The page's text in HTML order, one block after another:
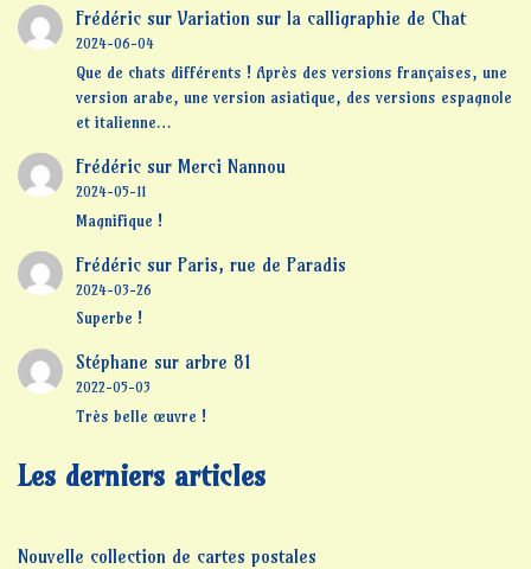
Frédéricsur Variation sur la calligraphie de Chat
2024-06-04
Que de chats différents ! Après des versions françaises, une
version arabe, une version asiatique, des versions espagnole
et italienne…
Frédéricsur Merci Nannou
2024-05-11
Magnifique !
Frédéricsur Paris, rue de Paradis
2024-03-26
Superbe !
Stéphane sur arbre 81
2022-05-03
Très belle œuvre !
Les derniers articles
Nouvelle collection de cartes postales